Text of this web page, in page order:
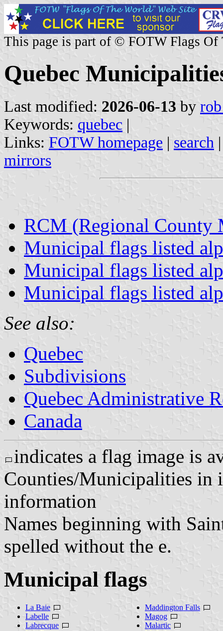
This page is part of © FOTW Flags Of
Quebec
Last modified: 2026-06-13 by
Keywords: quebec |
Links: FOTW homepage | search
mirrors
RCM (Regional
Municipal flags listed
Municipal flags listed
Municipal flags listed
See also:
Quebec
Subdivisions
Quebec Administrative
Canada
indicates a flag image is
Counties/Municipalities in
information
Names beginning with
spelled without the e.
Municipal flags
La Baie
Labelle
Labrecque
Maddington Falls
Magog
Malartic